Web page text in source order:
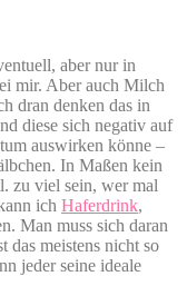
aber nur in
mir. Aber auch Milch
dran denken das in
diese sich negativ auf
auswirken könne –
In Maßen kein
zu viel sein, wer mal
ich Haferdrink,
Man muss sich daran
das meistens nicht so
jeder seine ideale